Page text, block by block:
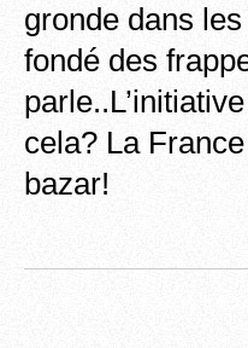
gronde dans
fondé des
cela? La
bazar!